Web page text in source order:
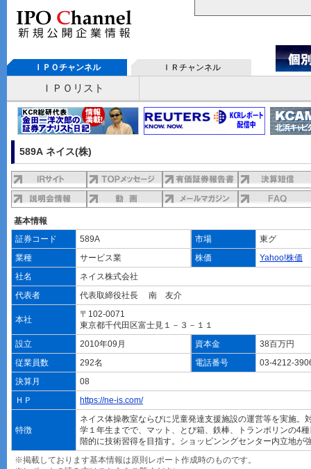
ＩＰＯチャンネル ＩＲチャンネル
ＩＰＯリスト
589A ネイス(株)
基本情報
証券コード
589A 市場
東グ
業種
サービス業 株価
Yahoo!株価
社名
ネイス株式会社
代表者
代表取締役社長 南 友介
本社
〒102-0071
東京都千代田区富士見１－３－１１
設立
2010年09月 資本金
38百万円
従業員数
292名 電話番号
03-4212-
決算月
08
ＨＰ
https://ne-is.com/
特徴
ネイス体操教室ならびに児童発達支援施設の運営等を実施。
学１年生までで、マット、とび箱、鉄棒、トランポリンの4
階的に技術習得を目指す。ショッピンングセンター内立地が
※掲載しております基本情報は原則レポート作成時のものです。